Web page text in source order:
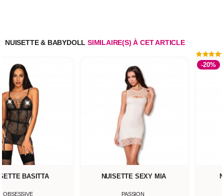
NUISETTE & BABYDOLL SIMILAIRE(S) À CET ARTICLE
BASITTA
OBSESSIVE
NUISETTE SEXY MIA
PASSION
-20%